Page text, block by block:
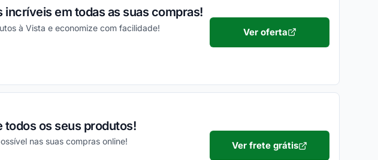
em todas as suas compras!
à Vista e economize com facilidade! Ver oferta
todos os seus produtos!
nas suas compras online! Ver frete grátis